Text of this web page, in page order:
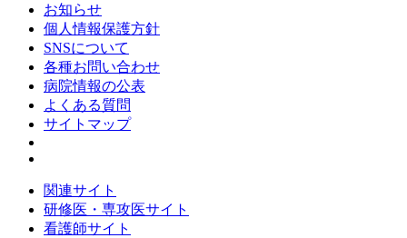
お知らせ
個人情報保護方針
SNSについて
各種お問い合わせ
病院情報の公表
よくある質問
サイトマップ
関連サイト
研修医・専攻医サイト
看護師サイト